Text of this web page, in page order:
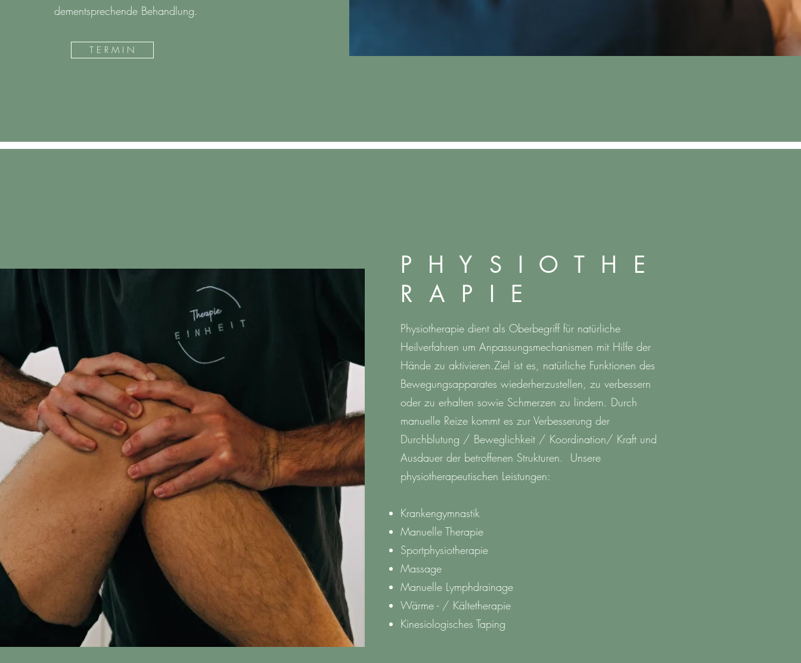
dementsprechende Behandlung.
T E R M I N
P H Y S I O T H E
R A P I E
Physiotherapie dient als Oberbegriff für natürliche
Heilverfahren um Anpassungsmechanismen mit Hilfe der
Hände zu aktivieren.Ziel ist es, natürliche Funktionen des
Bewegungsapparates wiederherzustellen, zu verbessern
oder zu erhalten sowie Schmerzen zu lindern. Durch
manuelle Reize kommt es zur Verbesserung der
Durchblutung / Beweglichkeit / Koordination/ Kraft und
Ausdauer der betroffenen Strukturen. Unsere
physiotherapeutischen Leistungen:
Krankengymnastik
Manuelle Therapie
Sportphysiotherapie
Massage
Manuelle Lymphdrainage
Wärme - / Kältetherapie
Kinesiologisches Taping